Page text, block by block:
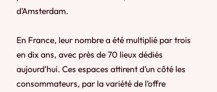
d’Amsterdam.
En France, leur nombre a été multiplié par trois
en dix ans, avec près de 70 lieux dédiés
aujourd’hui. Ces espaces attirent d’un côté les
consommateurs, par la variété de l’offre